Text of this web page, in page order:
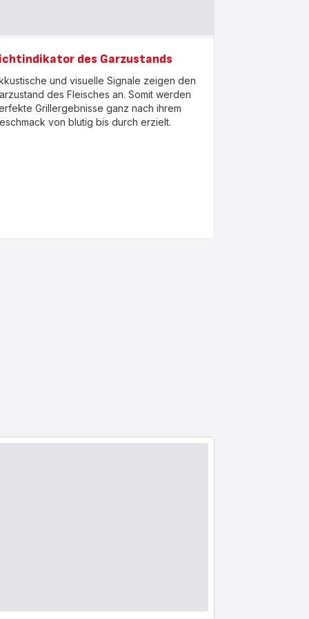
des Garzustands
und visuelle Signale zeigen den
des Fleisches an. Somit werden
Grillergebnisse ganz nach ihrem
von blutig bis durch erzielt.